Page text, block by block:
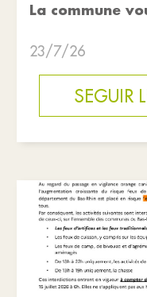
La commune
23/7/26
SEGUIR